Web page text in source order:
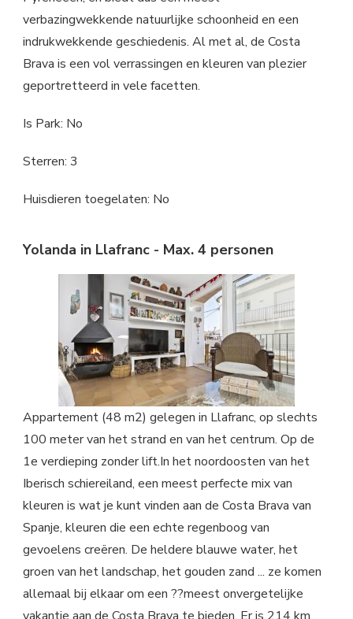
verbazingwekkende natuurlijke schoonheid en een
indrukwekkende geschiedenis. Al met al, de Costa
Brava is een vol verrassingen en kleuren van plezier
geportretteerd in vele facetten.
Is Park: No
Sterren: 3
Huisdieren toegelaten: No
Yolanda in Llafranc - Max. 4 personen
Appartement (48 m2) gelegen in Llafranc, op slechts
100 meter van het strand en van het centrum. Op de
1e verdieping zonder lift.In het noordoosten van het
Iberisch schiereiland, een meest perfecte mix van
kleuren is wat je kunt vinden aan de Costa Brava van
Spanje, kleuren die een echte regenboog van
gevoelens creëren. De heldere blauwe water, het
groen van het landschap, het gouden zand ... ze komen
allemaal bij elkaar om een ??meest onvergetelijke